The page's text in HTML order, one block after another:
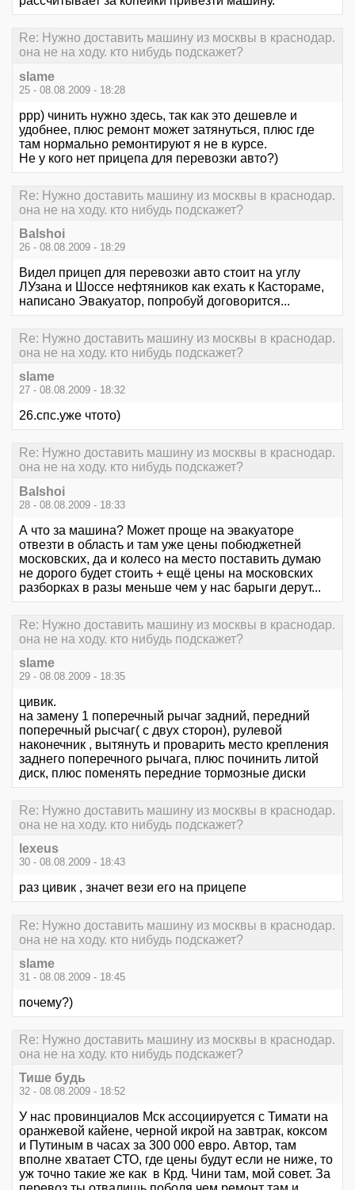
Re: Нужно доставить машину из москвы в краснодар.
она не на ходу. кто нибудь подскажет?
slame
25 - 08.08.2009 - 18:28
ррр) чинить нужно здесь, так как это дешевле и
удобнее, плюс ремонт может затянуться, плюс где
там нормально ремонтируют я не в курсе.
Не у кого нет прицепа для перевозки авто?)
Re: Нужно доставить машину из москвы в краснодар.
она не на ходу. кто нибудь подскажет?
Balshoi
26 - 08.08.2009 - 18:29
Видел прицеп для перевозки авто стоит на углу
ЛУзана и Шоссе нефтяников как ехать к Кастораме,
написано Эвакуатор, попробуй договорится...
Re: Нужно доставить машину из москвы в краснодар.
она не на ходу. кто нибудь подскажет?
slame
27 - 08.08.2009 - 18:32
26.спс.уже чтото)
Re: Нужно доставить машину из москвы в краснодар.
она не на ходу. кто нибудь подскажет?
Balshoi
28 - 08.08.2009 - 18:33
А что за машина? Может проще на эвакуаторе
отвезти в область и там уже цены побюджетней
московских, да и колесо на место поставить думаю
не дорого будет стоить + ещё цены на московских
разборках в разы меньше чем у нас барыги дерут...
Re: Нужно доставить машину из москвы в краснодар.
она не на ходу. кто нибудь подскажет?
slame
29 - 08.08.2009 - 18:35
цивик.
на замену 1 поперечный рычаг задний, передний
поперечный рысчаг( с двух сторон), рулевой
наконечник , вытянуть и проварить место крепления
заднего поперечного рычага, плюс починить литой
диск, плюс поменять передние тормозные диски
Re: Нужно доставить машину из москвы в краснодар.
она не на ходу. кто нибудь подскажет?
lexeus
30 - 08.08.2009 - 18:43
раз цивик , значет вези его на прицепе
Re: Нужно доставить машину из москвы в краснодар.
она не на ходу. кто нибудь подскажет?
slame
31 - 08.08.2009 - 18:45
почему?)
Re: Нужно доставить машину из москвы в краснодар.
она не на ходу. кто нибудь подскажет?
Тише будь
32 - 08.08.2009 - 18:52
У нас провинциалов Мск ассоциируется с Тимати на
оранжевой кайене, черной икрой на завтрак, коксом
и Путиным в часах за 300 000 евро. Автор, там
вполне хватает СТО, где цены будут если не ниже, то
уж точно такие же как в Крд. Чини там, мой совет. За